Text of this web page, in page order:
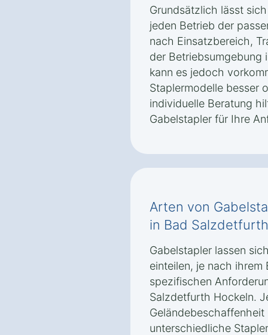
Grundsätzlich lässt
jeden Betrieb der
nach Einsatzbereich,
der Betriebsumgebung
kann es jedoch
Staplermodelle besser
individuelle Beratung
Gabelstapler für Ihre
Arten von
in Bad
Gabelstapler lassen
einteilen, je nach
spezifischen
Salzdetfurth Hockeln.
unterschiedliche